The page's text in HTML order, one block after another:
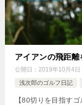
アイアンの飛距離
公開日： 2019年10月4日
浅次郎のゴルフ日記
【80切りを目指す